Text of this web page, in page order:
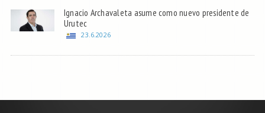
Ignacio Archavaleta asume como nuevo presidente de
Urutec
23.6.2026